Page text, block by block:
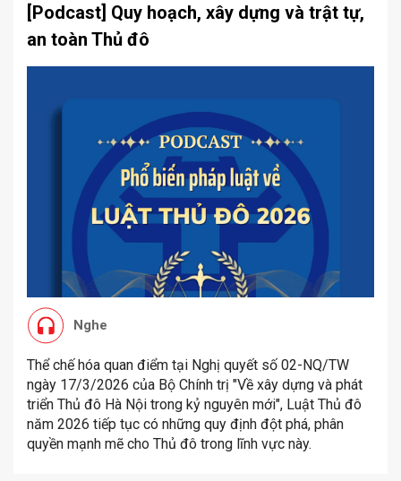
[Podcast] Quy hoạch, xây dựng và trật tự,
an toàn Thủ đô
Nghe
Thể chế hóa quan điểm tại Nghị quyết số 02-NQ/TW
ngày 17/3/2026 của Bộ Chính trị "Về xây dựng và phát
triển Thủ đô Hà Nội trong kỷ nguyên mới", Luật Thủ đô
năm 2026 tiếp tục có những quy định đột phá, phân
quyền mạnh mẽ cho Thủ đô trong lĩnh vực này.